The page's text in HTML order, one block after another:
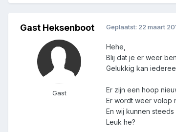
Gast Heksenboot
Gast
Geplaatst: 22 maart
Hehe,
Blij dat je er weer
Gelukkig kan
Er zijn een hoop
Er wordt weer volop
En wij kunnen
Leuk he?